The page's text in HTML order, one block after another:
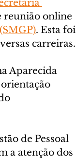
reunião online
. Esta foi
carreiras.
Aparecida
de Pessoal
a atenção dos